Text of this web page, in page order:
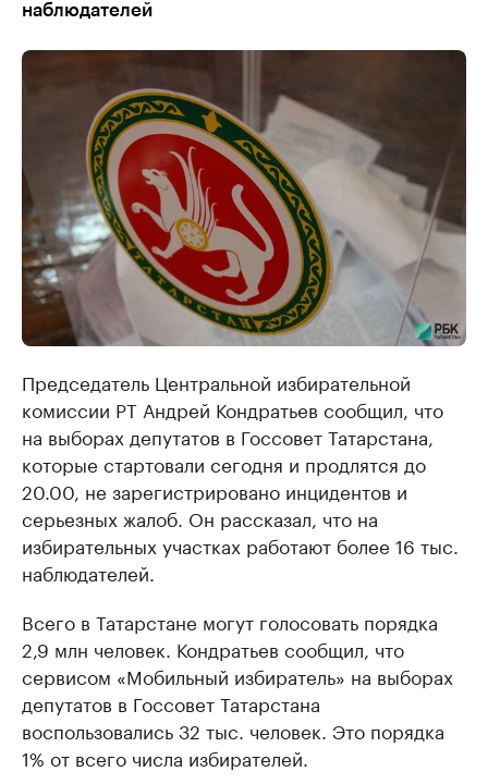
наблюдателей
Председатель Центральной избирательной
комиссии РТ Андрей Кондратьев сообщил, что
на выборах депутатов в Госсовет Татарстана,
которые стартовали сегодня и продлятся до
20.00, не зарегистрировано инцидентов и
серьезных жалоб. Он рассказал, что на
избирательных участках работают более 16 тыс.
наблюдателей.
Всего в Татарстане могут голосовать порядка
2,9 млн человек. Кондратьев сообщил, что
сервисом «Мобильный избиратель» на выборах
депутатов в Госсовет Татарстана
воспользовались 32 тыс. человек. Это порядка
1% от всего числа избирателей.